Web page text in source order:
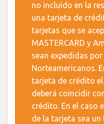
no incluido en la
una tarjeta de
tarjetas que se
MASTERCARD y
sean expedidas
Norteamericanos.
tarjeta de crédito
deberá coincidir
crédito. En el caso
de la tarjeta sea